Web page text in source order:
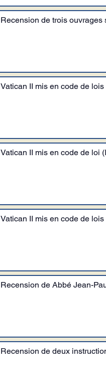
jusqu'à triompher au
et propagatrice de cette
Recension de trois ouvrages
Vatican II mis en code de
Vatican II mis en code de loi
Vatican II mis en code de lois
Recension de Abbé Jean-
Recension de deux